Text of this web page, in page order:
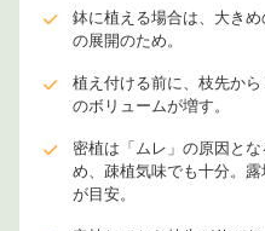
鉢に植える場合は、大き
の展開のため。
植え付ける前に、枝先か
のボリュームが増す。
密植は「ムレ」の原因と
め、疎植気味でも十分。
が目安。